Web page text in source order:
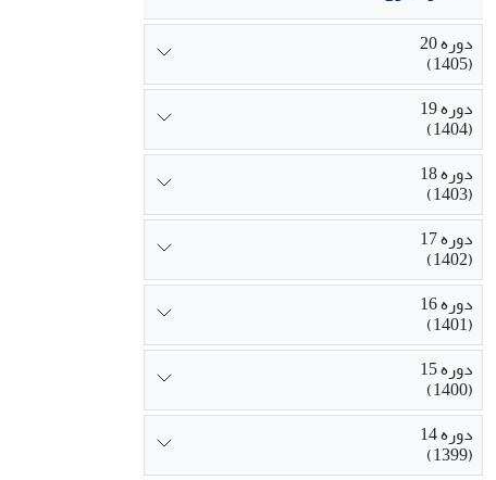
دوره 20
(1405)
دوره 19
(1404)
دوره 18
(1403)
دوره 17
(1402)
دوره 16
(1401)
دوره 15
(1400)
دوره 14
(1399)